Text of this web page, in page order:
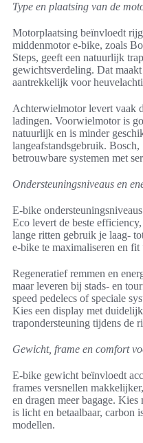
Type en plaatsing van de
Motorplaatsing beïnvloedt
middenmotor e-bike, zoals
Steps, geeft een natuurlijk
gewichtsverdeling. Dat
aantrekkelijk voor
Achterwielmotor levert vaak
ladingen. Voorwielmotor is
natuurlijk en is minder
langeafstandsgebruik. Bosch,
betrouwbare systemen met
Ondersteuningsniveaus en
E-bike
Eco levert de beste
lange ritten gebruik je laag-
e-bike te maximaliseren en fit
Regeneratief remmen en
maar leveren bij stads- en
speed pedelecs of speciale
Kies een display met
trapondersteuning tijdens de
Gewicht, frame en comfort
E-bike gewicht beïnvloedt
frames versnellen
en dragen meer bagage.
is licht en betaalbaar, carbon
modellen.